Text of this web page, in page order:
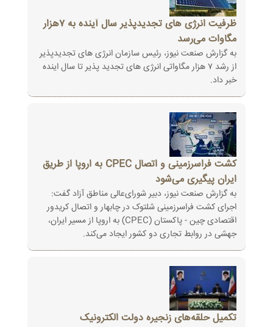
ظرفیت انرژی های تجدیدپذیر سال آینده به ۷هزار
مگاوات می‌رسد
به گزارش صنعت نیوز، رئیس سازمان انرژی های تجدیدپذیر
از رشد ۷ هزار مگاواتی انرژی های تجدید پذیر تا سال اینده
خبر داد.
کشت فراسرزمینی و اتصال CPEC به اروپا از طریق
ایران پیگیری می‌شود
به گزارش صنعت نیوز، دبیر شورای‌عالی مناطق آزاد گفت:
اجرای کشت فراسرزمینی شلتوک در چابهار و اتصال کریدور
اقتصادی چین - پاکستان (CPEC) به اروپا از مسیر ایران،
جهشی در روابط تجاری دو کشور ایجاد می‌کند.
تکمیل حلقه‌های زنجیره دولت الکترونیک